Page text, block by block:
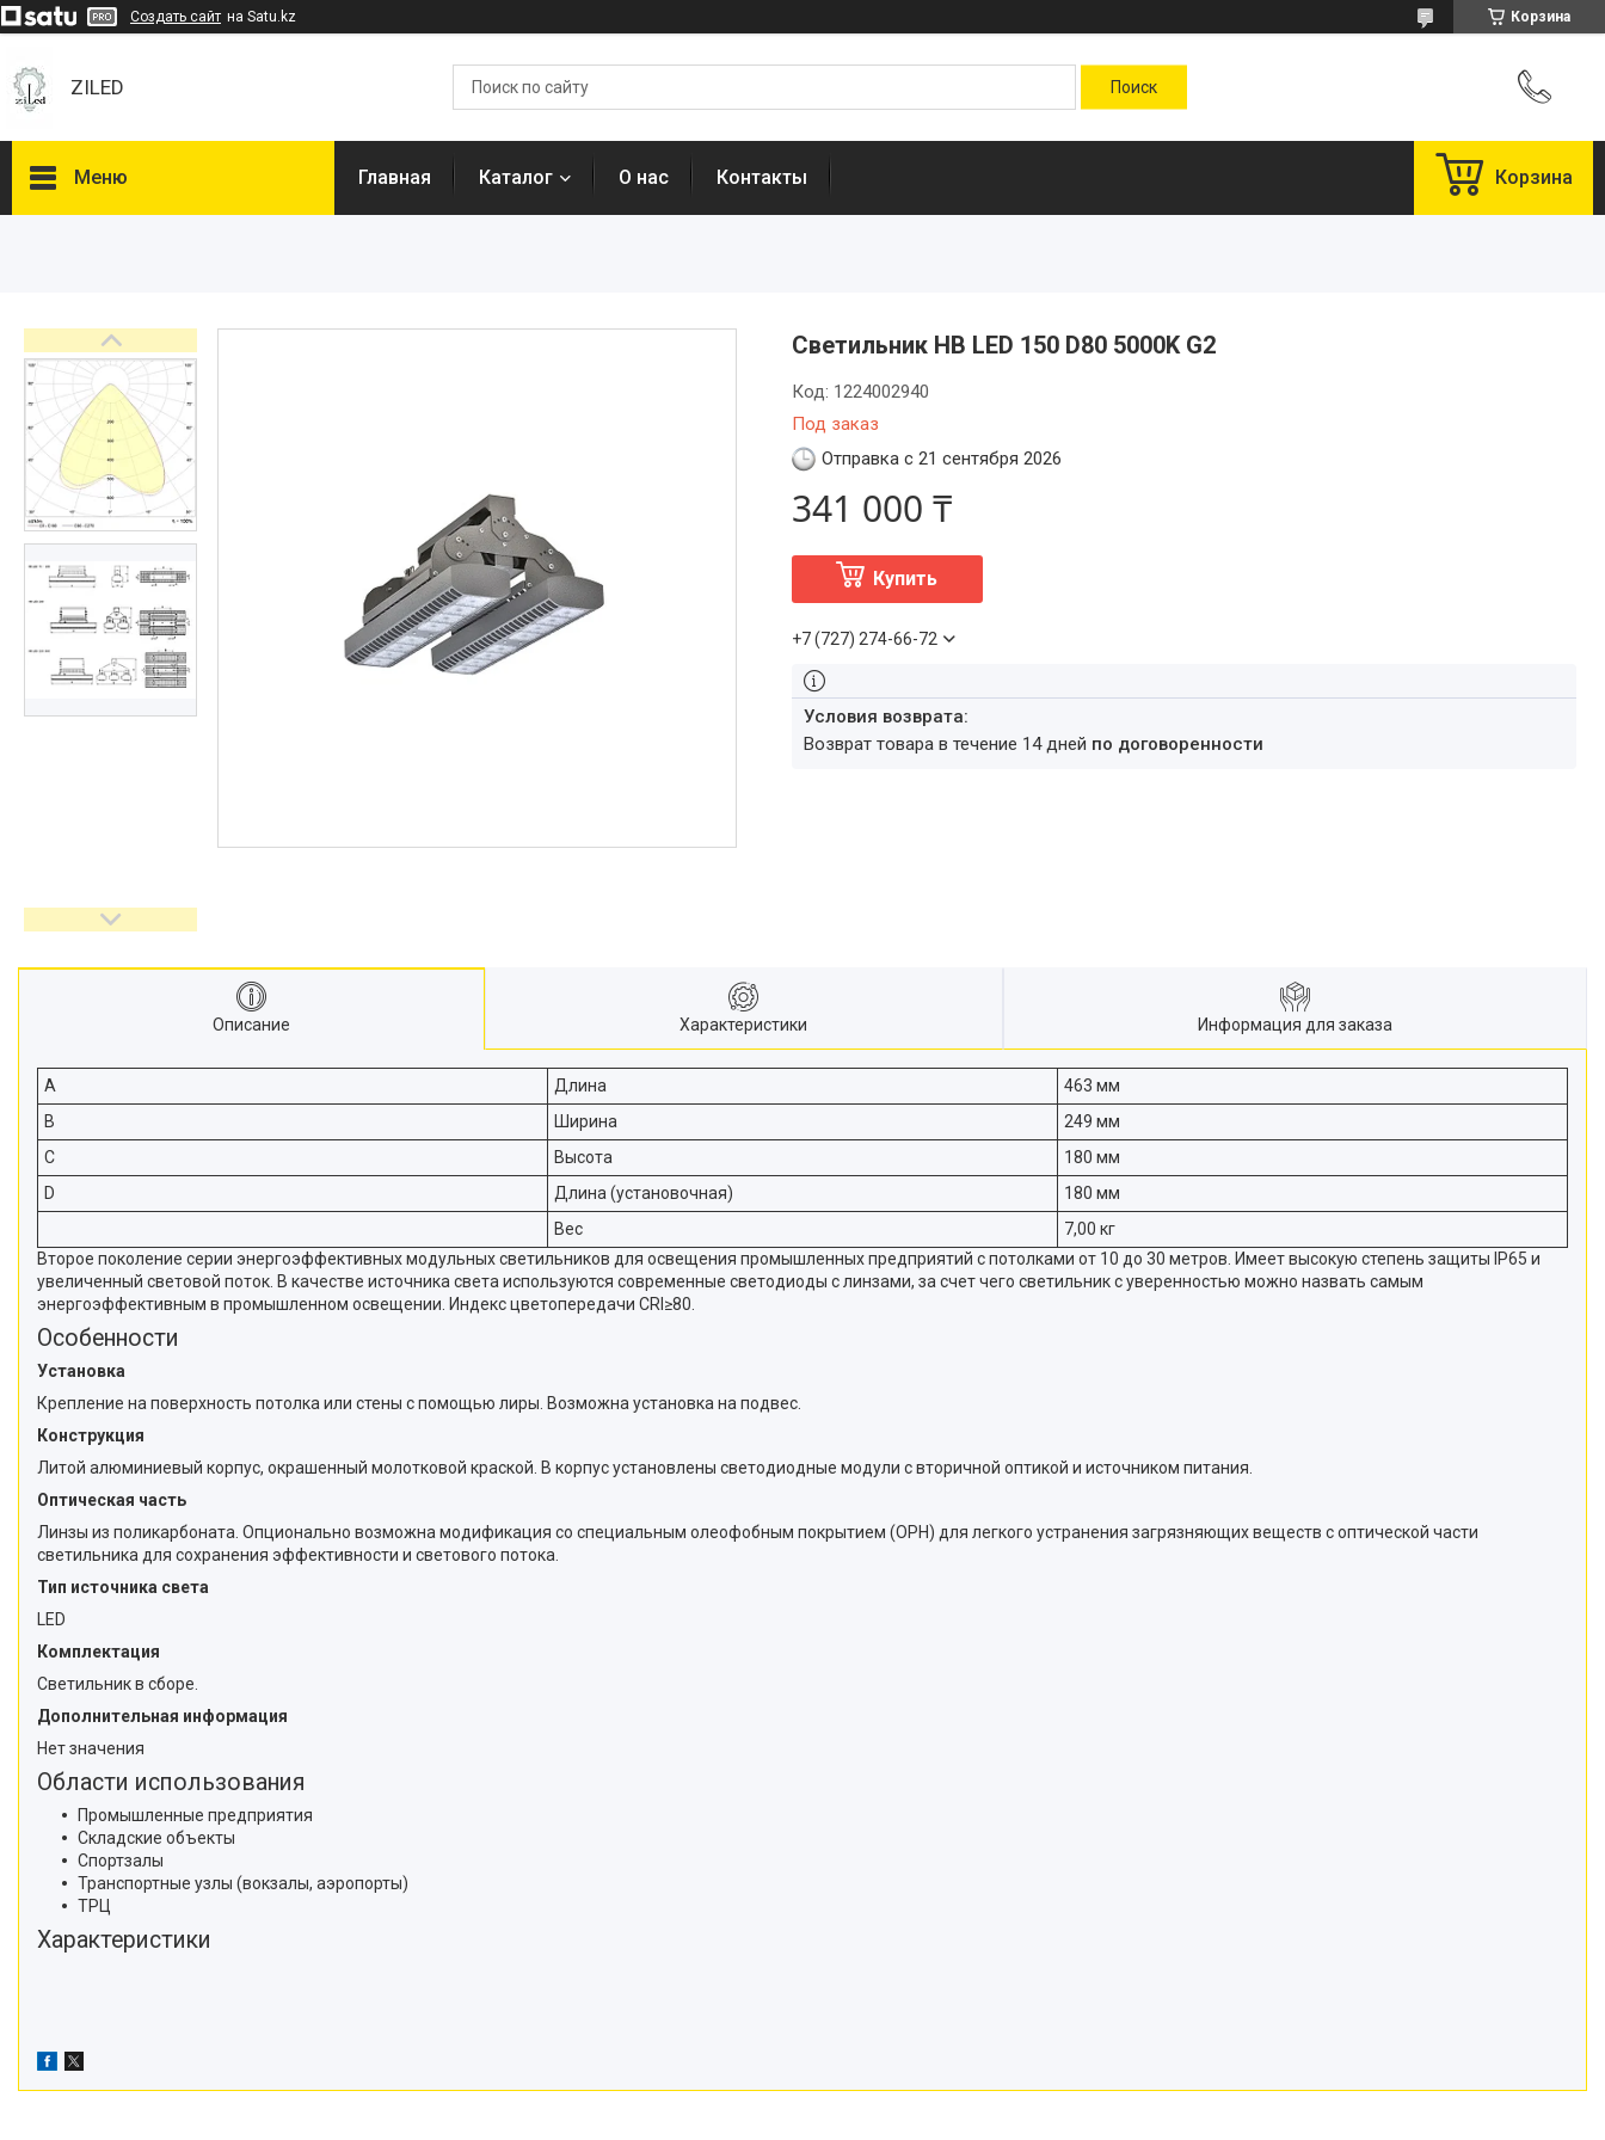
Создать сайт на Satu.kz Корзина
ZILED
Меню
ФАРЛАЙТ
АСТЗ
NLCO
INNOLUX
О нас
Отзывы
Главная Каталог О нас Контакты Корзина
Светильник HB LED 150 D80 5000K G2
Под заказ
Код: 1224002940
Отправка с 21 сентября 2026
341 000 ₸
Купить
+7 (727) 274-66-72
возврат товара в течение 14 дней по договоренности
Описание Характеристики Информация для заказа
A Длина
463 мм
B
Ширина
249 мм
C
Высота
180 мм
D
Длина (установочная)
180 мм
Вес
7,00 кг
Второе поколение серии энергоэффективных модульных светильников для освещения промышленных предприятий с потолками от 10 до 30 метров. Имеет высокую степень защиты IP65 и
увеличенный световой поток. В качестве источника света используются современные светодиоды с линзами, за счет чего светильник с уверенностью можно назвать самым
энергоэффективным в промышленном освещении. Индекс цветопередачи CRI≥80.
Особенности
Установка
Крепление на поверхность потолка или стены с помощью лиры. Возможна установка на подвес.
Конструкция
Литой алюминиевый корпус, окрашенный молотковой краской. В корпус установлены светодиодные модули с вторичной оптикой и источником питания.
Оптическая часть
Линзы из поликарбоната. Опционально возможна модификация со специальным олеофобным покрытием (OPH) для легкого устранения загрязняющих веществ с оптической части
светильника для сохранения эффективности и светового потока.
Тип источника света
LED
Комплектация
Светильник в сборе.
Дополнительная информация
Нет значения
Области использования
Промышленные предприятия
Складские объекты
Спортзалы
Транспортные узлы (вокзалы, аэропорты)
ТРЦ
Характеристики